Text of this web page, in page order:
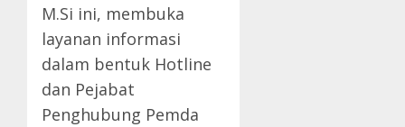
M.Si ini, membuka
layanan informasi
dalam bentuk Hotline
dan Pejabat
Penghubung Pemda